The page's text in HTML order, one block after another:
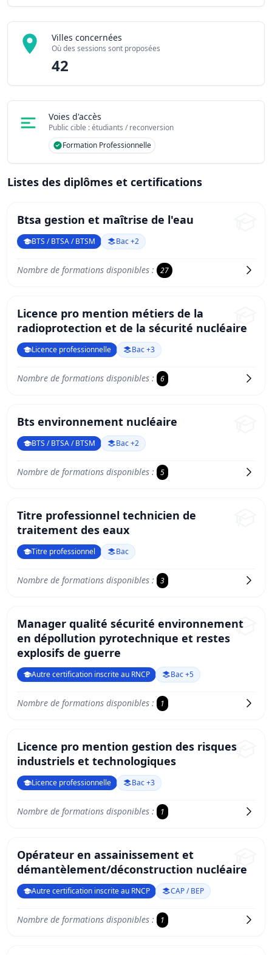
Villes concernées
Où des sessions sont proposées
42
Voies d'accès
Public cible : étudiants / reconversion
Formation Professionnelle
Listes des diplômes et certifications
Btsa gestion et maîtrise de l'eau
BTS / BTSA / BTSM Bac +2
Nombre de formations disponibles : 27
Licence pro mention métiers de la
radioprotection et de la sécurité nucléaire
Licence professionnelle Bac +3
Nombre de formations disponibles : 6
Bts environnement nucléaire
BTS / BTSA / BTSM Bac +2
Nombre de formations disponibles : 5
Titre professionnel technicien de
traitement des eaux
Titre professionnel Bac
Nombre de formations disponibles : 3
Manager qualité sécurité environnement
en dépollution pyrotechnique et restes
explosifs de guerre
Autre certification inscrite au RNCP Bac +5
Nombre de formations disponibles : 1
Licence pro mention gestion des risques
industriels et technologiques
Licence professionnelle Bac +3
Nombre de formations disponibles : 1
Opérateur en assainissement et
démantèlement/déconstruction nucléaire
Autre certification inscrite au RNCP CAP / BEP
Nombre de formations disponibles : 1